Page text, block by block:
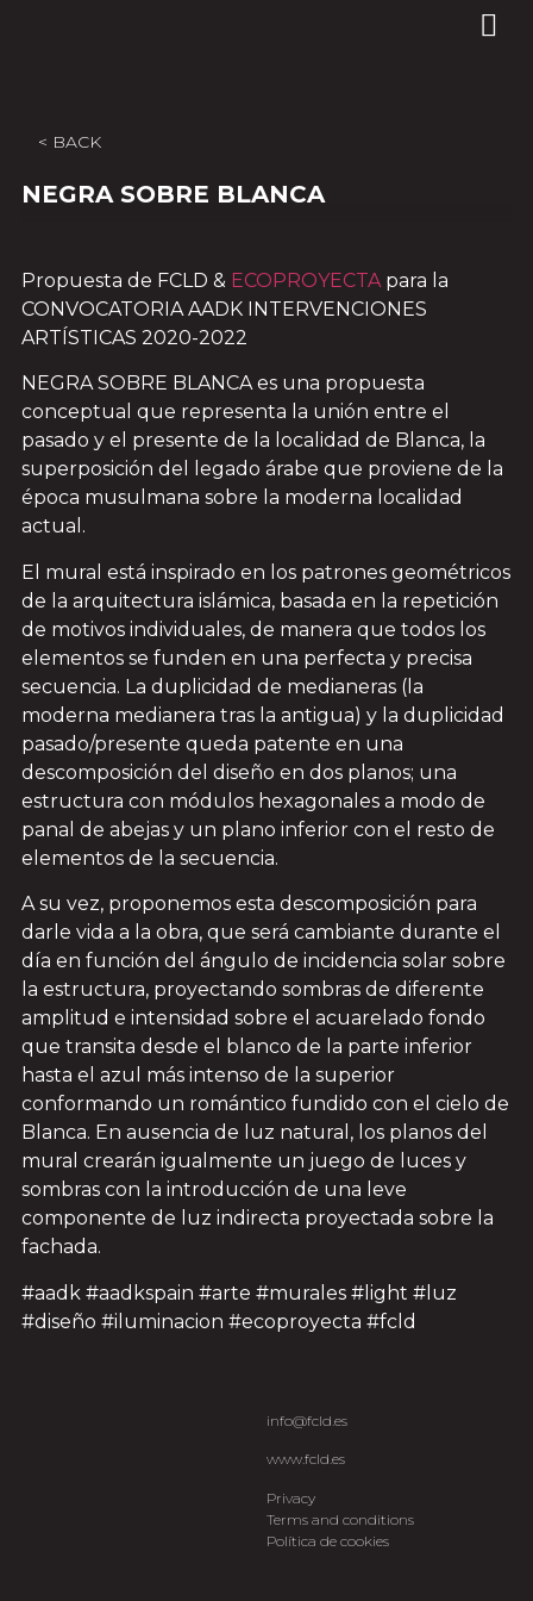
< BACK
NEGRA SOBRE BLANCA
Propuesta de FCLD & ECOPROYECTApara la
CONVOCATORIA AADK INTERVENCIONES
ARTÍSTICAS 2020-2022
NEGRA SOBRE BLANCA es una propuesta
conceptual que representa la unión entre el
pasado y el presente de la localidad de Blanca, la
superposición del legado árabe que proviene de la
época musulmana sobre la moderna localidad
actual.
El mural está inspirado en los patrones geométricos
de la arquitectura islámica, basada en la repetición
de motivos individuales, de manera que todos los
elementos se funden en una perfecta y precisa
secuencia. La duplicidad de medianeras (la
moderna medianera tras la antigua) y la duplicidad
pasado/presente queda patente en una
descomposición del diseño en dos planos; una
estructura con módulos hexagonales a modo de
panal de abejas y un plano inferior con el resto de
elementos de la secuencia.
A su vez, proponemos esta descomposición para
darle vida a la obra, que será cambiante durante el
día en función del ángulo de incidencia solar sobre
la estructura, proyectando sombras de diferente
amplitud e intensidad sobre el acuarelado fondo
que transita desde el blanco de la parte inferior
hasta el azul más intenso de la superior
conformando un romántico fundido con el cielo de
Blanca. En ausencia de luz natural, los planos del
mural crearán igualmente un juego de luces y
sombras con la introducción de una leve
componente de luz indirecta proyectada sobre la
fachada.
#aadk #aadkspain #arte #murales #light #luz
#diseño #iluminacion #ecoproyecta #fcld
info@fcld.es
www.fcld.es
Privacy
Terms and conditions
Política de cookies